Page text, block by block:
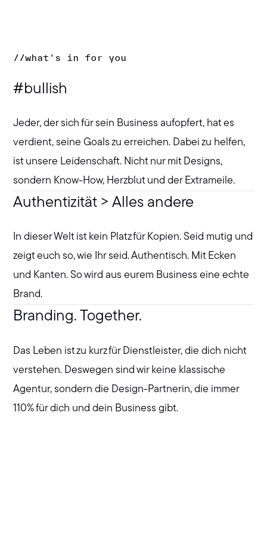
//what's in for you
#bullish
Jeder, der sich für sein Business aufopfert, hat es
verdient, seine Goals zu erreichen. Dabei zu helfen,
ist unsere Leidenschaft. Nicht nur mit Designs,
sondern Know-How, Herzblut und der Extrameile.
Authentizität > Alles andere
In dieser Welt ist kein Platz für Kopien. Seid mutig und
zeigt euch so, wie Ihr seid. Authentisch. Mit Ecken
und Kanten. So wird aus eurem Business eine echte
Brand.
Branding. Together.
Das Leben ist zu kurz für Dienstleister, die dich nicht
verstehen. Deswegen sind wir keine klassische
Agentur, sondern die Design-Partnerin, die immer
110% für dich und dein Business gibt.